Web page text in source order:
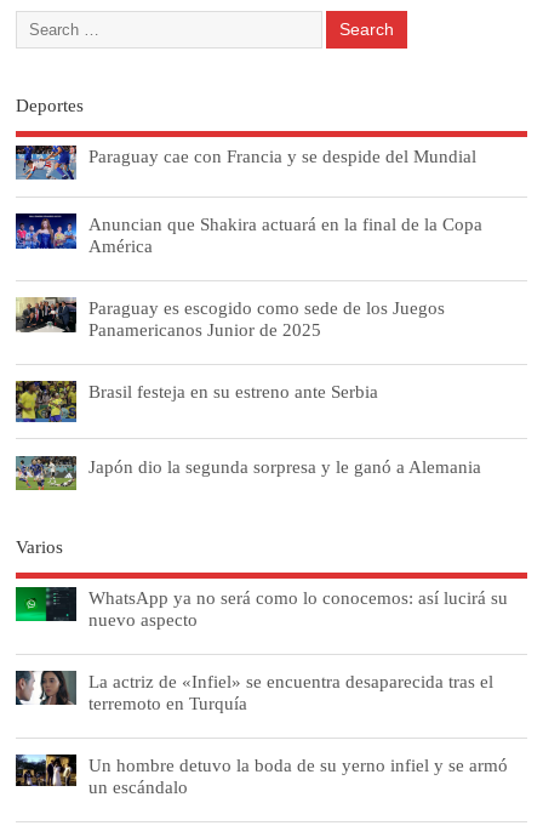
Deportes
Paraguay cae con Francia y se despide del Mundial
Anuncian que Shakira actuará en la final de la Copa
América
Paraguay es escogido como sede de los Juegos
Panamericanos Junior de 2025
Brasil festeja en su estreno ante Serbia
Japón dio la segunda sorpresa y le ganó a Alemania
Varios
WhatsApp ya no será como lo conocemos: así lucirá su
nuevo aspecto
La actriz de «Infiel» se encuentra desaparecida tras el
terremoto en Turquía
Un hombre detuvo la boda de su yerno infiel y se armó
un escándalo